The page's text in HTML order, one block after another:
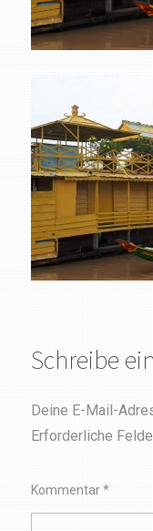
Schreibe
Deine E-Mail-
Erforderliche
Kommentar*